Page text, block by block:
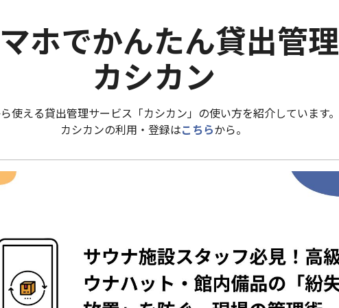
ホでかんたん貸出管理
カシカン
使える貸出管理サービス「カシカン」の使い方を紹介しています。
カシカンの利用・登録はこちらから。